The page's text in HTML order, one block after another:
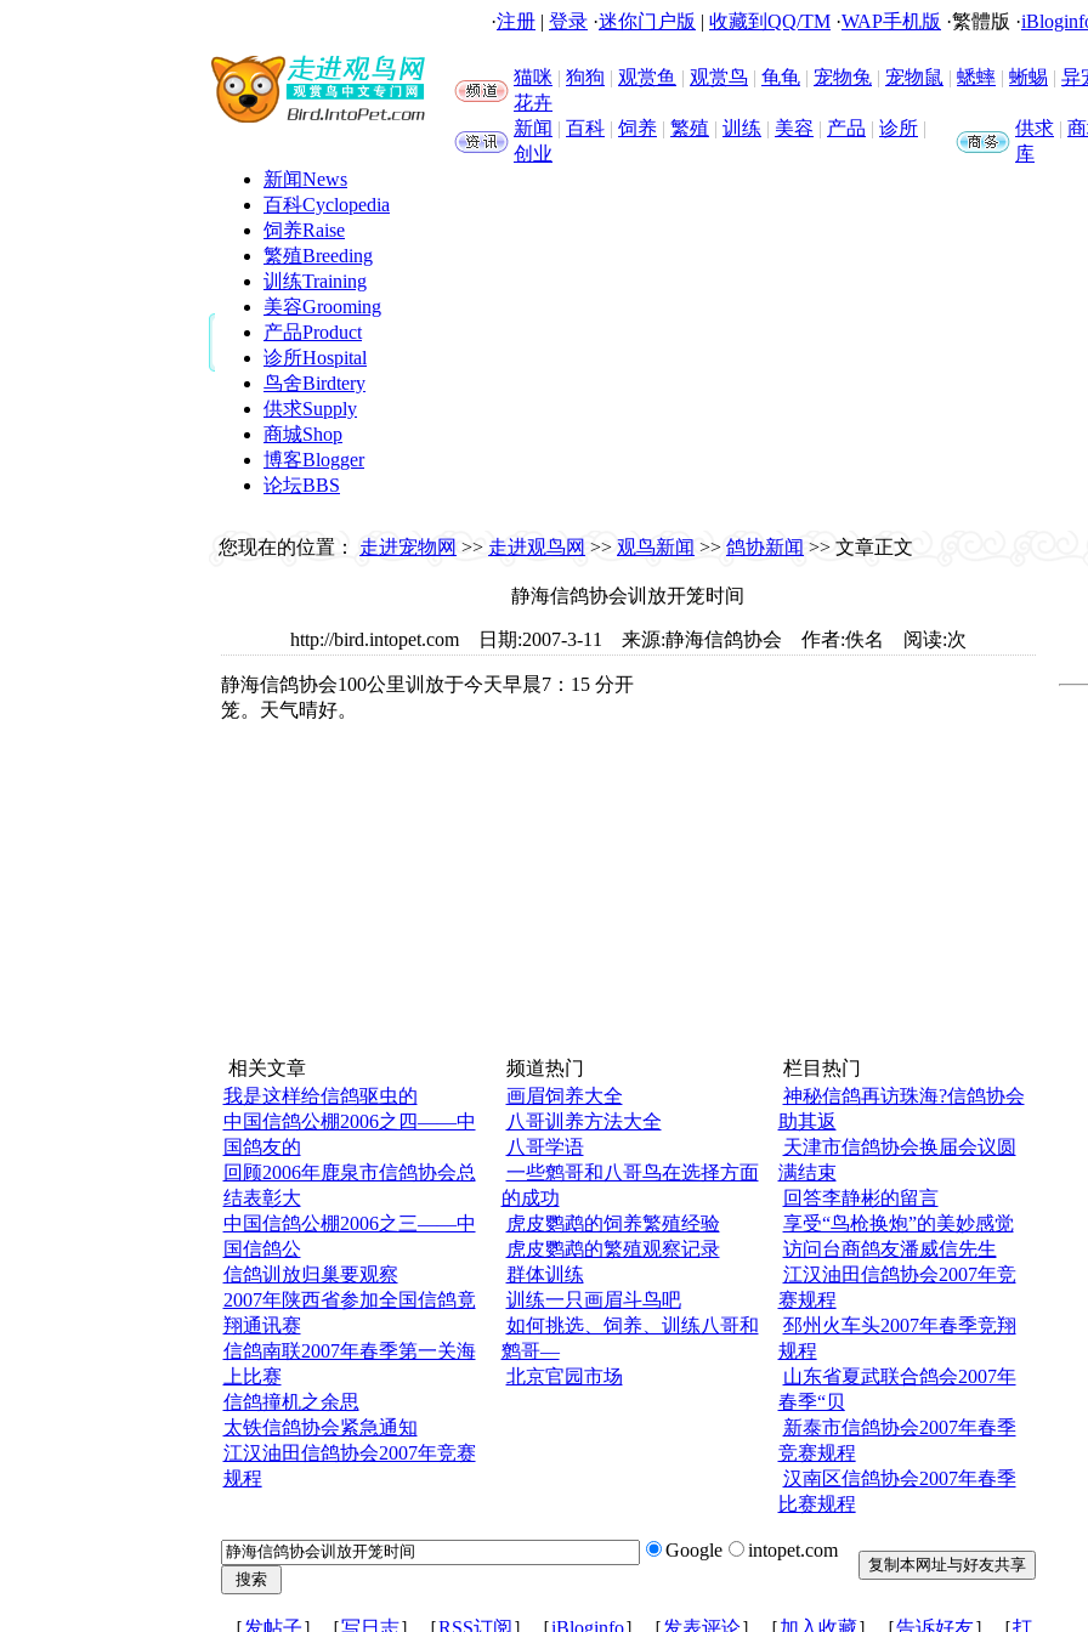
·注册 | 登录 ·迷你门户版 | 收藏到QQ/TM ·WAP手机版 ·繁體版 ·
猫咪 | 狗狗 | 观赏鱼 | 观赏鸟 | 龟龟 | 宠物兔 | 宠物鼠 | 蟋蟀 | 蜥蜴 | 异
花卉
新闻 | 百科 | 饲养 | 繁殖 | 训练 | 美容 | 产品 | 诊所 |
创业
供求 |
库
新闻News
百科Cyclopedia
饲养Raise
繁殖Breeding
训练Training
美容Grooming
产品Product
诊所Hospital
鸟舍Birdtery
供求Supply
商城Shop
博客Blogger
论坛BBS
您现在的位置： 走进宠物网 >> 走进观鸟网 >> 观鸟新闻 >> 鸽协新闻 >> 文章正文
静海信鸽协会训放开笼时间
http://bird.intopet.com 日期:2007-3-11 来源:静海信鸽协会 作者:佚名 阅读:次
静海信鸽协会100公里训放于今天早晨7：15 分开
笼。天气晴好。
相关文章
我是这样给信鸽驱虫的
中国信鸽公棚2006之四——中
国鸽友的
回顾2006年鹿泉市信鸽协会总
结表彰大
中国信鸽公棚2006之三——中
国信鸽公
信鸽训放归巢要观察
2007年陕西省参加全国信鸽竟
翔通讯赛
信鸽南联2007年春季第一关海
上比赛
信鸽撞机之余思
太铁信鸽协会紧急通知
江汉油田信鸽协会2007年竞赛
规程
频道热门
画眉饲养大全
八哥训养方法大全
八哥学语
一些鹩哥和八哥鸟在选择方面
的成功
虎皮鹦鹉的饲养繁殖经验
虎皮鹦鹉的繁殖观察记录
群体训练
训练一只画眉斗鸟吧
如何挑选、饲养、训练八哥和
鹩哥—
北京官园市场
栏目热门
神秘信鸽再访珠海?信鸽协会
助其返
天津市信鸽协会换届会议圆
满结束
回答李静彬的留言
享受“鸟枪换炮”的美妙感觉
访问台商鸽友潘威信先生
江汉油田信鸽协会2007年竞
赛规程
邳州火车头2007年春季竞翔
规程
山东省夏武联合鸽会2007年
春季“贝
新泰市信鸽协会2007年春季
竞赛规程
汉南区信鸽协会2007年春季
比赛规程
Google intopet.com
［发帖子］［写日志］［RSS订阅 ］［iBloginfo］［发表评论］［加入收藏］［告诉好友］［打